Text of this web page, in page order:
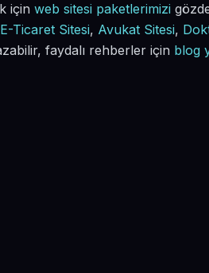
için web sitesi paketlerimizi
E-Ticaret Sitesi, Avukat Sitesi,
faydalı rehberler için blog